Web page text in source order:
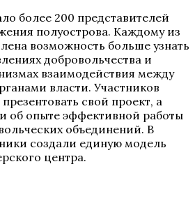
более 200 представителей
полуострова. Каждому из
возможность больше узнать
добровольчества и
взаимодействия между
власти. Участников
свой проект, а
об опыте эффективной работы
объединений. В
создали единую модель
центра.